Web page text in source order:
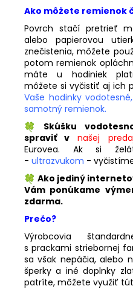
Ako môžete remienok
Povrch stačí pretrieť
alebo papierovou
znečistenia, môžete
potom remienok
máte u hodiniek
môžete si vyčistiť aj ich
Vaše hodinky
samotný remienok.
Skúšku
spraviť v
našej
Eurovea. Ak si
- ultrazvukom -
Ako jediný
Vám ponúkame
zdarma.
Prečo?
Výrobcovia
s prackami striebornej
sa však nepáčia, alebo
šperky a iné doplnky
patríte, môžete využiť